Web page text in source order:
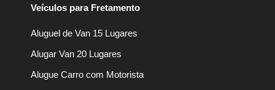
Veículos para Fretamento
Aluguel de Van 15 Lugares
Alugar Van 20 Lugares
Alugue Carro com Motorista